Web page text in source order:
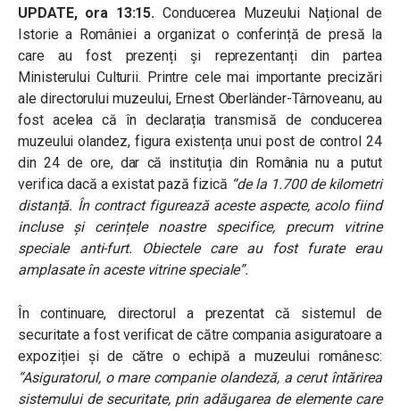
UPDATE, ora 13:15. Conducerea Muzeului Național de
Istorie a României a organizat o conferință de presă la
care au fost prezenți și reprezentanți din partea
Ministerului Culturii. Printre cele mai importante precizări
ale directorului muzeului, Ernest Oberländer-Târnoveanu, au
fost acelea că în declarația transmisă de conducerea
muzeului olandez, figura existența unui post de control 24
din 24 de ore, dar că instituția din România nu a putut
verifica dacă a existat pază fizică “de la 1.700 de kilometri
distanță. În contract figurează aceste aspecte, acolo fiind
incluse și cerințele noastre specifice, precum vitrine
speciale anti-furt. Obiectele care au fost furate erau
amplasate în aceste vitrine speciale”.
În continuare, directorul a prezentat că sistemul de
securitate a fost verificat de către compania asiguratoare a
expoziției și de către o echipă a muzeului românesc:
“Asiguratorul, o mare companie olandeză, a cerut întărirea
sistemului de securitate, prin adăugarea de elemente care